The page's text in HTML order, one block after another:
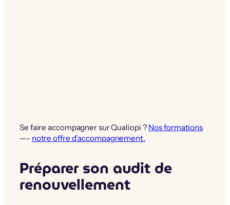
Se faire accompagner sur Qualiopi ?Nos formations
—- notre offre d’accompagnement.
Préparer son audit de
renouvellement